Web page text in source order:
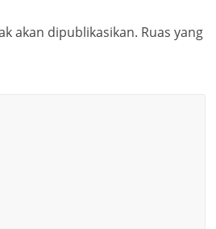
akan dipublikasikan. Ruas yang